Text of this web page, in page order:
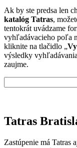
Ak by ste predsa len
katalóg Tatras,
tentokrát uvádzame
vyhľadávacieho poľa
kliknite na tlačidlo „
výsledky
zaujme.
Tatras
Zastúpenie má Tatras